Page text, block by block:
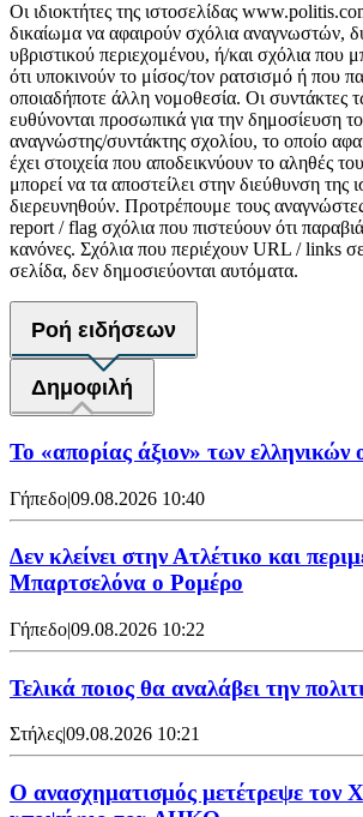
Οι ιδιοκτήτες της ιστοσελίδας
δικαίωμα να αφαιρούν σχόλια αναγνωστών,
υβριστικού περιεχομένου, ή/και σχόλια που
ότι υποκινούν το μίσος/τον ρατσισμό ή που
οποιαδήποτε άλλη νομοθεσία. Οι συντάκτες
ευθύνονται προσωπικά για την δημοσίευση
αναγνώστης/συντάκτης σχολίου, το οποίο
έχει στοιχεία που αποδεικνύουν το αληθές
μπορεί να τα αποστείλει στην διεύθυνση της
διερευνηθούν. Προτρέπουμε τους
report / flag σχόλια που πιστεύουν ότι
κανόνες. Σχόλια που περιέχουν URL / links
σελίδα, δεν δημοσιεύονται αυτόματα.
Ροή ειδήσεων
Δημοφιλή
Το «απορίας άξιον» των ελληνικών
Γήπεδο|09.08.2026 10:40
Δεν κλείνει στην Ατλέτικο και
Μπαρτσελόνα ο Ρομέρο
Γήπεδο|09.08.2026 10:22
Τελικά ποιος θα αναλάβει την
Στήλες|09.08.2026 10:21
Ο ανασχηματισμός μετέτρεψε τον